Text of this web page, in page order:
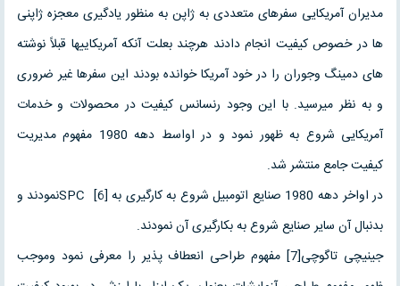
مدیران آمریکایی سفرهای متعددی به ژاپن به منظور یادگیری معجزه ژاپنی
ها در خصوص کیفیت انجام دادند هرچند بعلت آنکه آمریکاییها قبلاً نوشته
های دمینگ وجوران را در خود آمریکا خوانده بودند این سفرها غیر ضروری
و به نظر میرسید. با این وجود رنسانس کیفیت در محصولات و خدمات
آمریکایی شروع به ظهور نمود و در اواسط دهه 1980 مفهوم مدیریت
کیفیت جامع منتشر شد.
در اواخر دهه 1980 صنایع اتومبیل شروع به کارگیری به SPC [6]نمودند و
بدنبال آن سایر صنایع شروع به بکارگیری آن نمودند.
جینیچی تاگوچی[7] مفهوم طراحی انعطاف پذیر را معرفی نمود وموجب